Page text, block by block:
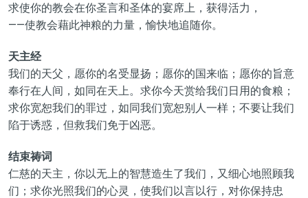
求使你的教会在你圣言和圣体的宴席上，获得活力，
——使教会藉此神粮的力量，愉快地追随你。
天主经
我们的天父，愿你的名受显扬；愿你的国来临；愿你的旨意
奉行在人间，如同在天上。求你今天赏给我们日用的食粮；
求你宽恕我们的罪过，如同我们宽恕别人一样；不要让我们
陷于诱惑，但救我们免于凶恶。
结束祷词
仁慈的天主，你以无上的智慧造生了我们，又细心地照顾我
们；求你光照我们的心灵，使我们以言以行，对你保持忠